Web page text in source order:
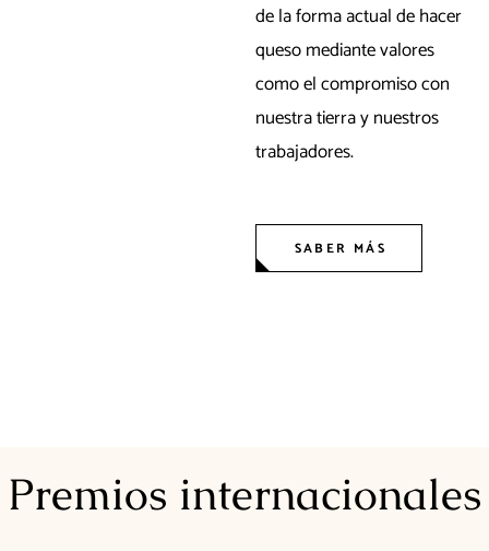
de la forma actual de hacer
queso mediante valores
como el compromiso con
nuestra tierra y nuestros
trabajadores.
SABER MÁS
Premios internacionales